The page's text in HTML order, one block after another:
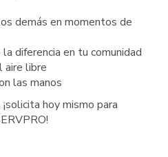
demás en momentos de
diferencia en tu comunidad
aire libre
las manos
hoy mismo para